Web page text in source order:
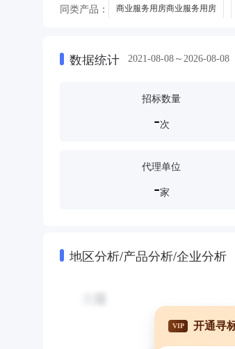
同类产品： 商业服务用房商业服务用房
数据统计 2021-08-08～2026-08-08
招标数量
-次
代理单位
-家
地区分析/产品分析/企业分析
VIP 开通寻